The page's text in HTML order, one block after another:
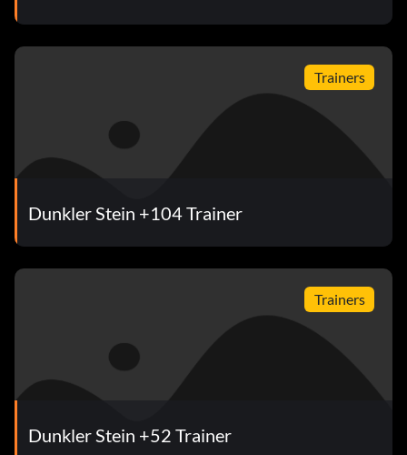
Trainers
Dunkler Stein +104 Trainer
Trainers
Dunkler Stein +52 Trainer